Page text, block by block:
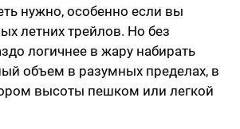
нужно, особенно если вы
летних трейлов. Но без
логичнее в жару набирать
объем в разумных пределах, в
высоты пешком или легкой